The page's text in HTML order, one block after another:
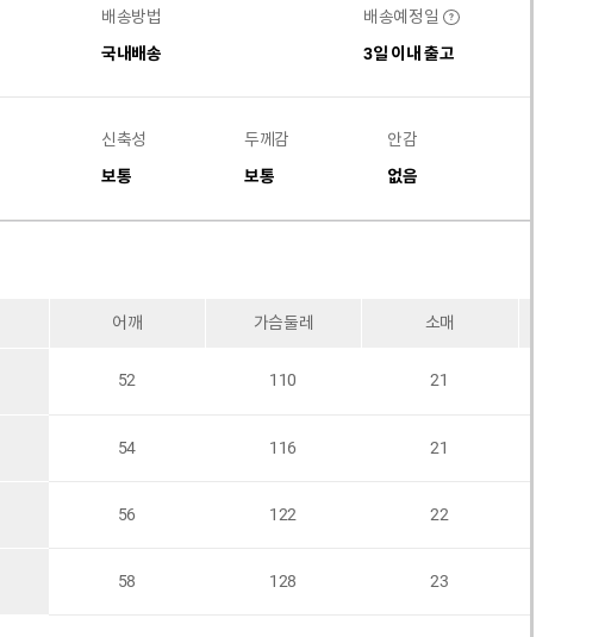
배송방법
국내배송
배송예정일 ?
3일 이내 출고
신축성
보통
두께감
보통
안감
없음
어깨 가슴둘레 소매
52 110 21
54 116 21
56 122 22
58 128 23